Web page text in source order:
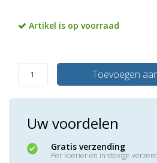
Artikel is op voorraad
Toevoegen
Uw voordelen
Gratis verzending
Per koerier en in stevige